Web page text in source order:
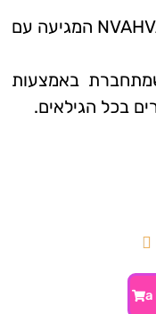
מקלדת אלחוטית מומלצת של המותג NVAHVA המגיעה עם
באמצעות
בכל הגילאים.
